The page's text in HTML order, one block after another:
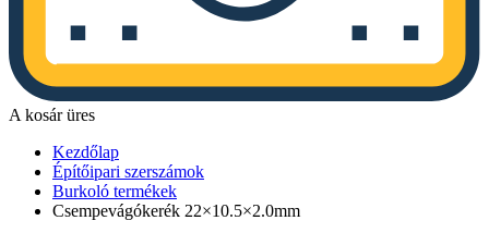
A kosár üres
Kezdőlap
Építőipari szerszámok
Burkoló termékek
Csempevágókerék 22×10.5×2.0mm